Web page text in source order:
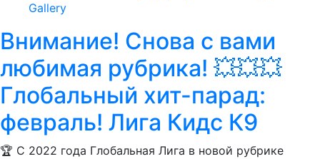
Gallery
Внимание! Снова с вами
любимая рубрика! 💥💥💥
Глобальный хит-парад:
февраль! Лига Кидс К9
🏆 С 2022 года Глобальная Лига в новой рубрике